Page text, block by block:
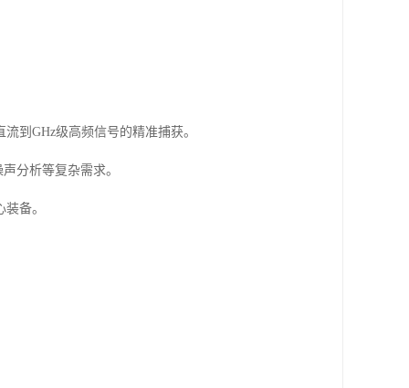
到GHz级高频信号的精准捕获。
分析等复杂需求。
备。